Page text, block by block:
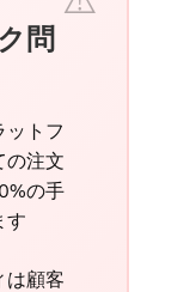
問
ットフ
の注文
の手
す
は顧客